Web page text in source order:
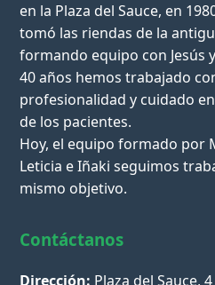
en la Plaza del Sauce, en
tomó las riendas de la
formando equipo con Jesús
40 años hemos trabajado
profesionalidad y cuidado
de los pacientes.
Hoy, el equipo formado por
Leticia e Iñaki seguimos
mismo objetivo.
Contáctanos
Dirección: Plaza del Sauce,